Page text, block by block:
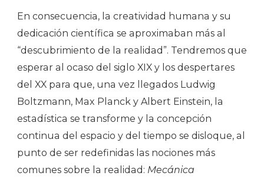
En consecuencia, la creatividad humana y su
dedicación científica se aproximaban más al
“descubrimiento de la realidad”. Tendremos que
esperar al ocaso del siglo XIX y los despertares
del XX para que, una vez llegados Ludwig
Boltzmann, Max Planck y Albert Einstein, la
estadística se transforme y la concepción
continua del espacio y del tiempo se disloque, al
punto de ser redefinidas las nociones más
comunes sobre la realidad: Mecánica